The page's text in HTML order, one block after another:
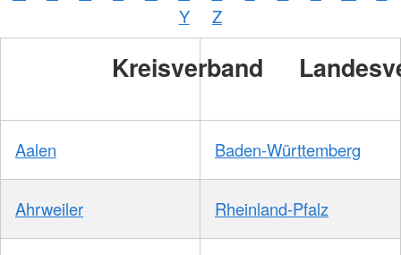
Y
Z
Kreisverband
Aalen Baden-Württemberg
Ahrweiler Rheinland-Pfalz